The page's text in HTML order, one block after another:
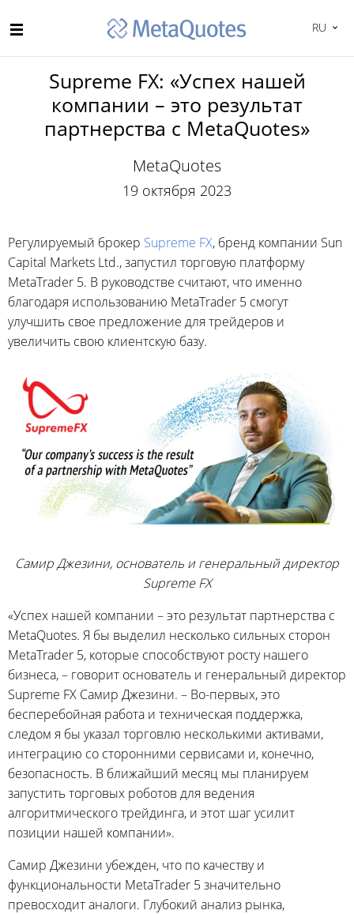
RU
Supreme FX: «Успех нашей
компании – это результат
партнерства с MetaQuotes»
MetaQuotes
19 октября 2023
Регулируемый брокер Supreme FX, бренд компании Sun
Capital Markets Ltd., запустил торговую платформу
MetaTrader 5. В руководстве считают, что именно
благодаря использованию MetaTrader 5 смогут
улучшить свое предложение для трейдеров и
увеличить свою клиентскую базу.
Самир Джезини, основатель и генеральный директор
Supreme FX
«Успех нашей компании – это результат партнерства с
MetaQuotes. Я бы выделил несколько сильных сторон
MetaTrader 5, которые способствуют росту нашего
бизнеса, – говорит основатель и генеральный директор
Supreme FX Самир Джезини. – Во-первых, это
бесперебойная работа и техническая поддержка,
следом я бы указал торговлю несколькими активами,
интеграцию со сторонними сервисами и, конечно,
безопасность. В ближайший месяц мы планируем
запустить торговых роботов для ведения
алгоритмического трейдинга, и этот шаг усилит
позиции нашей компании».
Самир Джезини убежден, что по качеству и
функциональности MetaTrader 5 значительно
превосходит аналоги. Глубокий анализ рынка,